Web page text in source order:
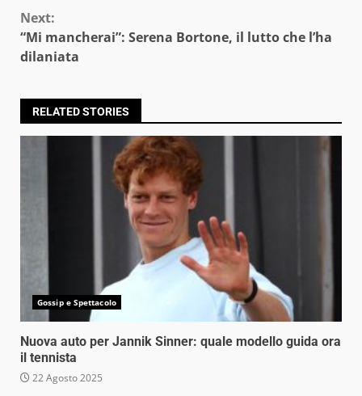
Next:
“Mi mancherai”: Serena Bortone, il lutto che l’ha
dilaniata
RELATED STORIES
Gossip e Spettacolo
Nuova auto per Jannik Sinner: quale modello guida ora
il tennista
22 Agosto 2025